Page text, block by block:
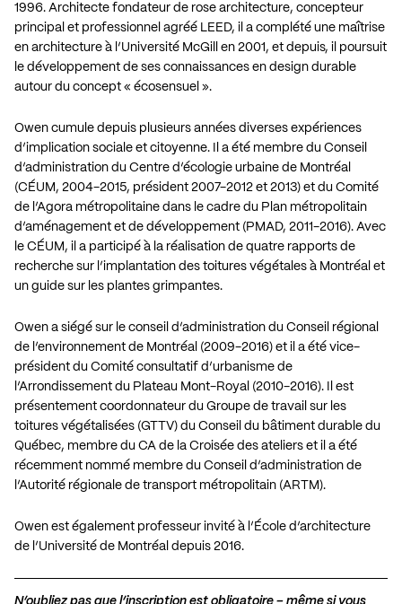
1996. Architecte fondateur de rose architecture, concepteur
principal et professionnel agréé LEED, il a complété une maîtrise
en architecture à l’Université McGill en 2001, et depuis, il poursuit
le développement de ses connaissances en design durable
autour du concept « écosensuel ».
Owen cumule depuis plusieurs années diverses expériences
d’implication sociale et citoyenne. Il a été membre du Conseil
d’administration du Centre d’écologie urbaine de Montréal
(CÉUM, 2004-2015, président 2007-2012 et 2013) et du Comité
de l’Agora métropolitaine dans le cadre du Plan métropolitain
d’aménagement et de développement (PMAD, 2011-2016). Avec
le CÉUM, il a participé à la réalisation de quatre rapports de
recherche sur l’implantation des toitures végétales à Montréal et
un guide sur les plantes grimpantes.
Owen a siégé sur le conseil d’administration du Conseil régional
de l’environnement de Montréal (2009-2016) et il a été vice-
président du Comité consultatif d’urbanisme de
l’Arrondissement du Plateau Mont-Royal (2010-2016). Il est
présentement coordonnateur du Groupe de travail sur les
toitures végétalisées (GTTV) du Conseil du bâtiment durable du
Québec, membre du CA de la Croisée des ateliers et il a été
récemment nommé membre du Conseil d’administration de
l’Autorité régionale de transport métropolitain (ARTM).
Owen est également professeur invité à l’École d’architecture
de l’Université de Montréal depuis 2016.
N’oubliez pas que l’inscription est obligatoire – même si vous